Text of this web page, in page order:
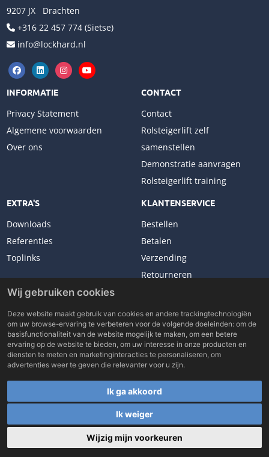
9207 JX Drachten
+316 22 457 774 (Sietse)
info@lockhard.nl
INFORMATIE
Privacy Statement
Algemene voorwaarden
Over ons
CONTACT
Contact
Rolsteigerlift zelf
samenstellen
Demonstratie aanvragen
Rolsteigerlift training
EXTRA'S
Downloads
Referenties
Toplinks
KLANTENSERVICE
Bestellen
Betalen
Verzending
Retourneren
Copyright © 2026 Lockhard Benelux. All rights reserved.
Made with
byBO. Be Original
Rolsteigerlift zelf samenstellen
instellingen
Wij gebruiken cookies
Deze website maakt gebruik van cookies en andere trackingtechnologiën
om uw browse-ervaring te verbeteren voor de volgende doeleinden: om de
basisfunctionaliteit van de website mogelijk te maken, om een betere
ervaring op de website te bieden, om uw interesse in onze producten en
diensten te meten en marketinginteracties te personaliseren, om
advertenties weer te geven die relevanter voor u zijn.
Ik ga akkoord
Ik weiger
Wijzig mijn voorkeuren